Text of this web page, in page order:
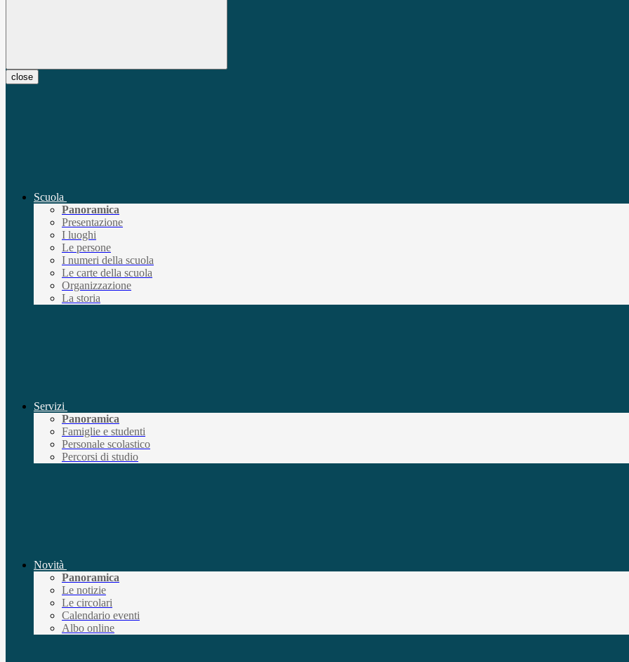
close
Scuola
Panoramica
Presentazione
I luoghi
Le persone
I numeri della scuola
Le carte della scuola
Organizzazione
La storia
Servizi
Panoramica
Famiglie e studenti
Personale scolastico
Percorsi di studio
Novità
Panoramica
Le notizie
Le circolari
Calendario eventi
Albo online